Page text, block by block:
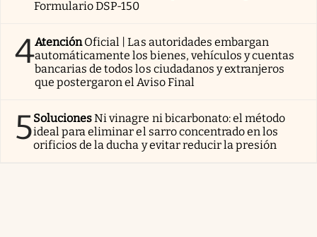
Formulario DSP-150
4AtenciónOficial | Las autoridades embargan
automáticamente los bienes, vehículos y cuentas
bancarias de todos los ciudadanos y extranjeros
que postergaron el Aviso Final
5SolucionesNi vinagre ni bicarbonato: el método
ideal para eliminar el sarro concentrado en los
orificios de la ducha y evitar reducir la presión